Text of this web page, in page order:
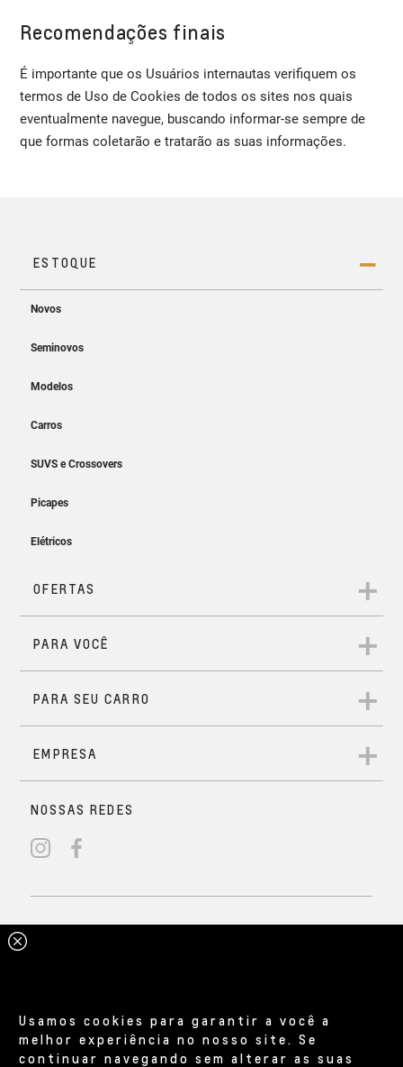
Recomendações finais
É importante que os Usuários internautas verifiquem os
termos de Uso de Cookies de todos os sites nos quais
eventualmente navegue, buscando informar-se sempre de
que formas coletarão e tratarão as suas informações.
Usamos cookies para garantir a você a
melhor experiência no nosso site. Se
continuar navegando sem alterar as suas